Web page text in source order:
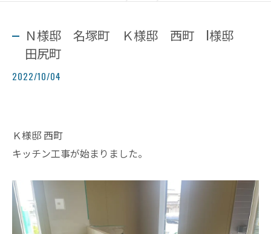
Ｎ様邸 名塚町 Ｋ様邸 西町 I様邸
田尻町
2022/10/04
Ｋ様邸 西町
キッチン工事が始まりました。